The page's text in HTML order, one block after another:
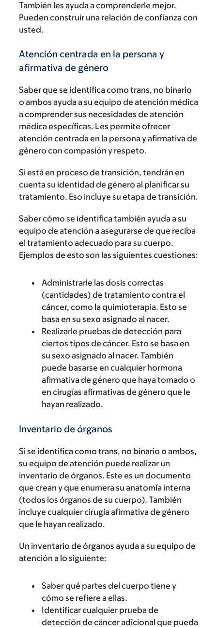
También les ayuda a comprenderle mejor.
Pueden construir una relación de confianza con
usted.
Atención centrada en la persona y
afirmativa de género
Saber que se identifica como trans, no binario
o ambos ayuda a su equipo de atención médica
a comprender sus necesidades de atención
médica específicas. Les permite ofrecer
atención centrada en la persona y afirmativa de
género con compasión y respeto.
Si está en proceso de transición, tendrán en
cuenta su identidad de género al planificar su
tratamiento. Eso incluye su etapa de transición.
Saber cómo se identifica también ayuda a su
equipo de atención a asegurarse de que reciba
el tratamiento adecuado para su cuerpo.
Ejemplos de esto son las siguientes cuestiones:
Administrarle las dosis correctas
(cantidades) de tratamiento contra el
cáncer, como la quimioterapia. Esto se
basa en su sexo asignado al nacer.
Realizarle pruebas de detección para
ciertos tipos de cáncer. Esto se basa en
su sexo asignado al nacer. También
puede basarse en cualquier hormona
afirmativa de género que haya tomado o
en cirugías afirmativas de género que le
hayan realizado.
Inventario de órganos
Si se identifica como trans, no binario o ambos,
su equipo de atención puede realizar un
inventario de órganos. Este es un documento
que crean y que enumera su anatomía interna
(todos los órganos de su cuerpo). También
incluye cualquier cirugía afirmativa de género
que le hayan realizado.
Un inventario de órganos ayuda a su equipo de
atención a lo siguiente:
Saber qué partes del cuerpo tiene y
cómo se refiere a ellas.
Identificar cualquier prueba de
detección de cáncer adicional que pueda